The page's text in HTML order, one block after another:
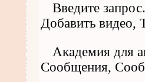
Введите
Добавить видео,
Академия для
Сообщения,